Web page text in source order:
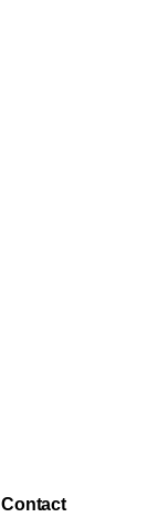
Contact